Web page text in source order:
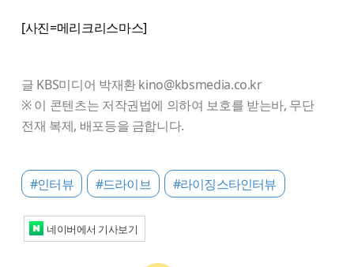
[사진=메리크리스마스]
글 KBS미디어 박재환 kino@kbsmedia.co.kr
※ 이 콘텐츠는 저작권법에 의하여 보호를 받는바, 무단
전재 복제, 배포등을 금합니다.
#인터뷰 #드라이브 #라이징스타인터뷰
네이버에서 기사보기